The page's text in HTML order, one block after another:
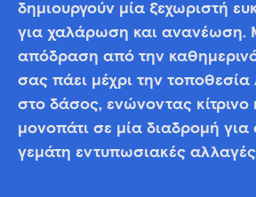
δημιουργούν μία ξεχωριστή
για χαλάρωση και ανανέωση.
απόδραση από την
σας πάει μέχρι την
στο δάσος, ενώνοντας κίτρινο
μονοπάτι σε μία διαδρομή για
γεμάτη εντυπωσιακές